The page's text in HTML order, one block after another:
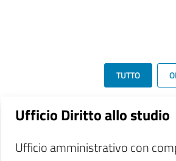
TUTTO
Ufficio Diritto allo studio
Ufficio amministrativo con